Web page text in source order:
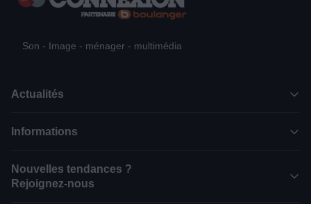
Son - Image - ménager - multimédia
Actualités
Informations
Nouvelles tendances ?
Rejoignez-nous